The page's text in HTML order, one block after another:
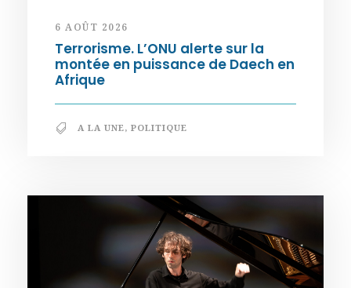
6 AOÛT 2026
Terrorisme. L’ONU alerte sur la
montée en puissance de Daech en
Afrique
A LA UNE, POLITIQUE